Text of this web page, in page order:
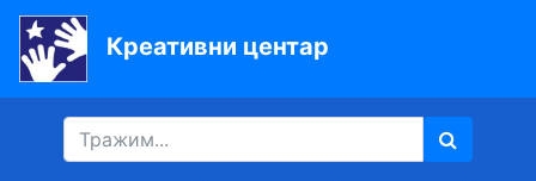
Креативни центар
Почетна
Књиге